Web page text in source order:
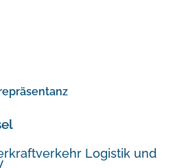
Logistik und